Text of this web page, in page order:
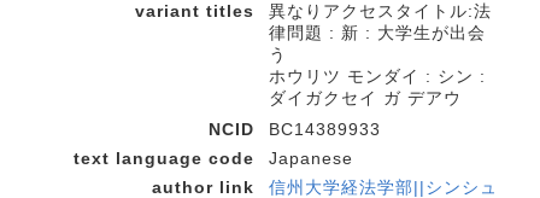
variant titles
異なりアクセスタイトル:法
律問題 : 新 : 大学生が出会
う
ホウリツ モンダイ : シン :
ダイガクセイ ガ デアウ
NCID
BC14389933
text language code
Japanese
author link
信州大学経法学部||シンシュ